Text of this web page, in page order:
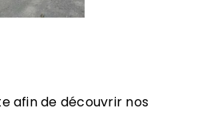
afin de découvrir nos